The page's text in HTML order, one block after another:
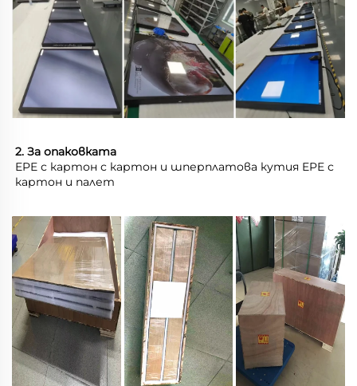
2. За опаковката
EPE с картон с картон и шперплатова кутия EPE с
картон и палет